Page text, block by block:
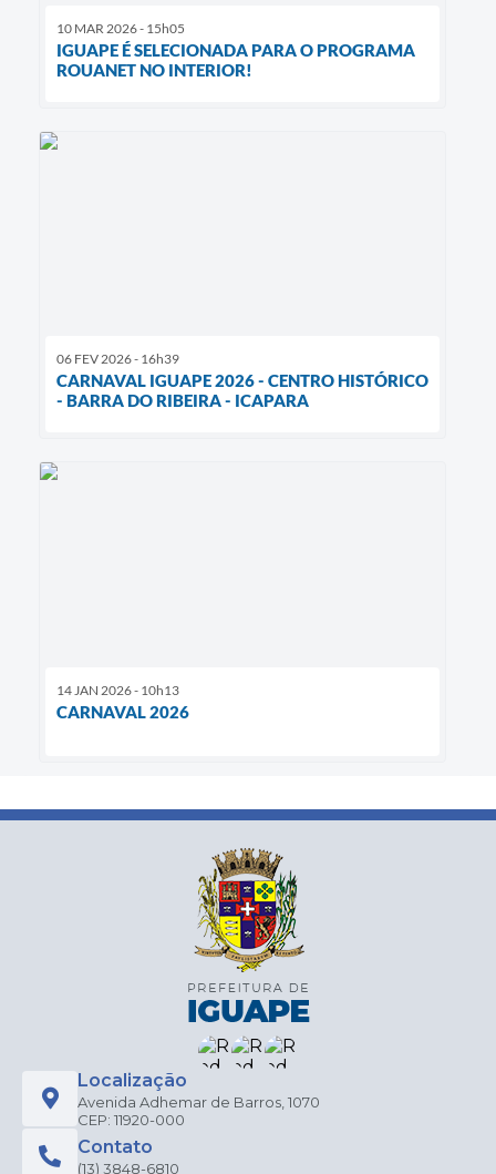
10 MAR 2026 - 15h05
IGUAPE É SELECIONADA PARA O PROGRAMA
ROUANET NO INTERIOR!
06 FEV 2026 - 16h39
CARNAVAL IGUAPE 2026 - CENTRO HISTÓRICO
- BARRA DO RIBEIRA - ICAPARA
14 JAN 2026 - 10h13
CARNAVAL 2026
Localização
Avenida Adhemar de Barros, 1070
CEP: 11920-000
Contato
(13) 3848-6810